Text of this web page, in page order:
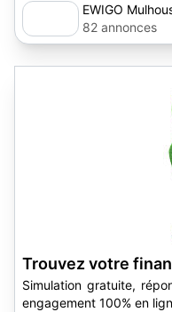
EWIGO
82 annonces
Trouvez votre
Simulation gratuite,
engagement 100% en